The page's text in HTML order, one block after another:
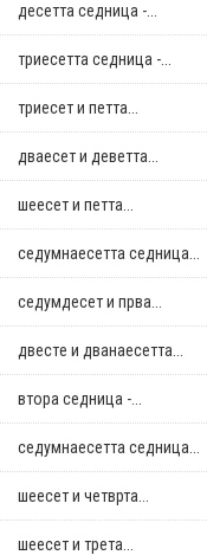
десетта седница -...
триесетта седница -...
триесет и петта...
дваесет и деветта...
шеесет и петта...
седумнаесетта седница...
седумдесет и прва...
двестe и дванаесетта...
втора седница -...
седумнаесетта седница...
шеесет и четврта...
шеесет и трета...